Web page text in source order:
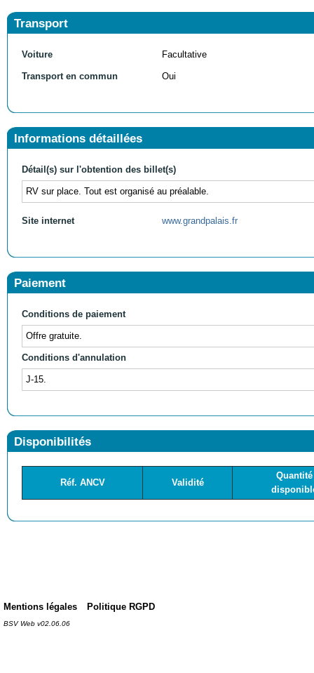
Transport
Voiture Facultative
Transport en commun Oui
Informations détaillées
Détail(s) sur l'obtention des billet(s)
RV sur place. Tout est organisé au préalable.
Site internet www.grandpalais.fr
Paiement
Conditions de paiement
Offre gratuite.
Conditions d'annulation
J-15.
Disponibilités
Réf. ANCV Validité
Quantité
Mentions légales Politique RGPD
BSV Web v02.06.06